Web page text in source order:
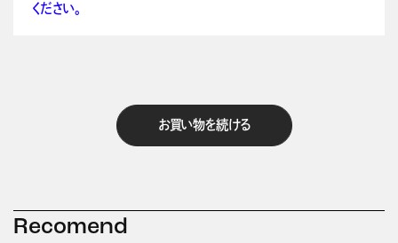
ください。
お買い物を続ける
Recomend